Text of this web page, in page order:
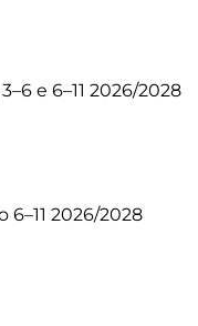
e 6–11 2026/2028
6–11 2026/2028